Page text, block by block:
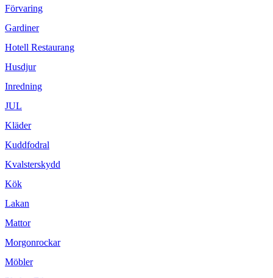
Förvaring
Gardiner
Hotell Restaurang
Husdjur
Inredning
JUL
Kläder
Kuddfodral
Kvalsterskydd
Kök
Lakan
Mattor
Morgonrockar
Möbler